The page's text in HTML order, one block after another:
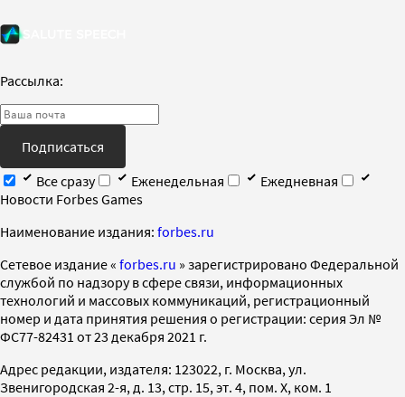
Рассылка:
Подписаться
Все сразу
Еженедельная
Ежедневная
Новости Forbes Games
Наименование издания: forbes.ru
Cетевое издание « forbes.ru » зарегистрировано Федеральной
службой по надзору в сфере связи, информационных
технологий и массовых коммуникаций, регистрационный
номер и дата принятия решения о регистрации: серия Эл №
ФС77-82431 от 23 декабря 2021 г.
Адрес редакции, издателя: 123022, г. Москва, ул.
Звенигородская 2-я, д. 13, стр. 15, эт. 4, пом. X, ком. 1